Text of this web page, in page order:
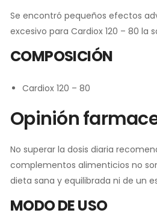
Se encontró pequeños efectos
excesivo para Cardiox 120 – 80 la
COMPOSICIÓN
Cardiox 120 – 80
Opinión
No superar la dosis diaria
complementos alimenticios no
dieta sana y equilibrada ni de un
MODO DE USO